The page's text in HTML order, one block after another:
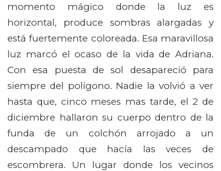
momento mágico donde la luz es
horizontal, produce sombras alargadas y
está fuertemente coloreada. Esa maravillosa
luz marcó el ocaso de la vida de Adriana.
Con esa puesta de sol desapareció para
siempre del polígono. Nadie la volvió a ver
hasta que, cinco meses mas tarde, el 2 de
diciembre hallaron su cuerpo dentro de la
funda de un colchón arrojado a un
descampado que hacía las veces de
escombrera. Un lugar donde los vecinos